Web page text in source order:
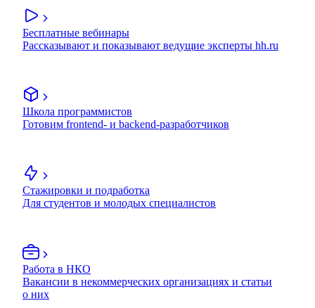
Бесплатные вебинары
Рассказывают и показывают ведущие эксперты hh.ru
Школа программистов
Готовим frontend- и backend-разработчиков
Стажировки и подработка
Для студентов и молодых специалистов
Работа в НКО
Вакансии в некоммерческих организациях и статьи
о них